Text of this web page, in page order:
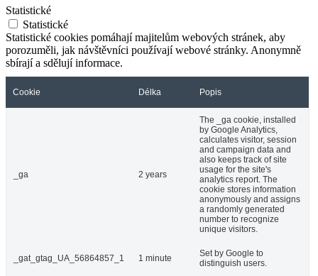
Statistické
Statistické
Statistické cookies pomáhají majitelům webových stránek, aby
porozuměli, jak návštěvníci používají webové stránky. Anonymně
sbírají a sdělují informace.
Cookie Délka Popis
_ga 2 years
The _ga cookie, installed
by Google Analytics,
calculates visitor, session
and campaign data and
also keeps track of site
usage for the site's
analytics report. The
cookie stores information
anonymously and assigns
a randomly generated
number to recognize
unique visitors.
_gat_gtag_UA_56864857_1 1 minute
Set by Google to
distinguish users.